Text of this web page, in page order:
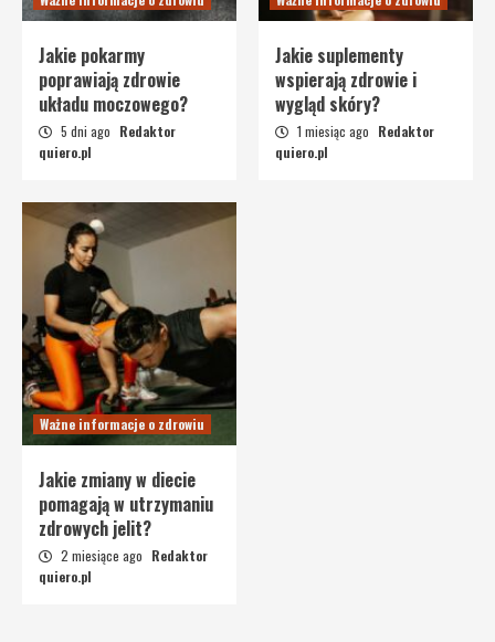
Jakie pokarmy
poprawiają zdrowie
układu moczowego?
5 dni ago Redaktor
quiero.pl
Jakie suplementy
wspierają zdrowie i
wygląd skóry?
1 miesiąc ago Redaktor
quiero.pl
Ważne informacje o zdrowiu
Jakie zmiany w diecie
pomagają w utrzymaniu
zdrowych jelit?
2 miesiące ago Redaktor
quiero.pl